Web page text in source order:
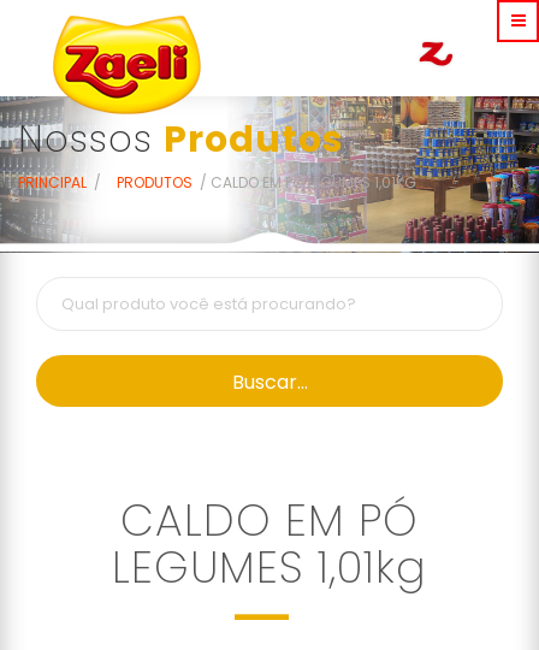
Nossos Produtos
PRINCIPAL PRODUTOS CALDO EM PÓ LEGUMES 1,01KG
Buscar...
CALDO EM PÓ
LEGUMES 1,01kg